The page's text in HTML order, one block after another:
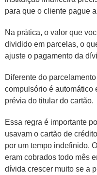
para que o cliente pague
Na prática, o valor que
dividido em parcelas, o
ajuste o pagamento da
Diferente do
compulsório é automático
prévia do titular do cartão.
Essa regra é importante
usavam o cartão de
por um tempo indefinido.
eram cobrados todo mês
dívida crescer muito se a